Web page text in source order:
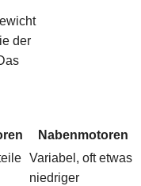
der
Nabenmotoren
Variabel, oft etwas
niedriger